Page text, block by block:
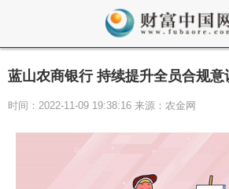
蓝山农商银行 持续提升全员合规意
时间：2022-11-09 19:38:16 来源：农金网